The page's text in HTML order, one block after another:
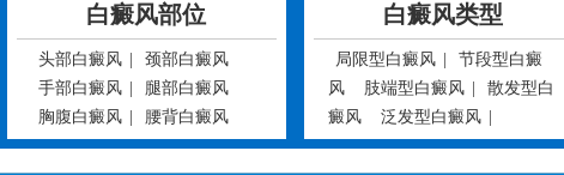
白癜风部位
头部白癜风
颈部白癜风
手部白癜风
腿部白癜风
胸腹白癜风
腰背白癜风
白癜风类型
局限型白癜风
节段型白癜
风
肢端型白癜风
散发型白
癜风
泛发型白癜风